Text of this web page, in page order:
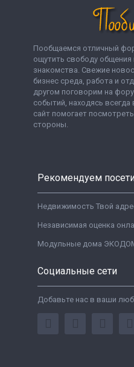
Пообщаемся отличный
ощутить свободу
знакомства. Свежие
бизнес среда, работа и
другом поговорим на
событий, находясь
сайт помогает
стороны.
Рекомендуем
Недвижимость Твой
Независимая оценка
Модульные дома
Социальные сети
Добавьте нас в ваши